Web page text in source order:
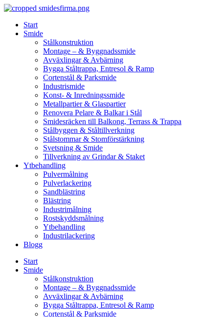
Skip
contentStart
Smide
Stålkonstruktion
Montage – & Byggnadssmide
Avväxlingar & Avbärning
Bygga Ståltrappa, Entresol & Ramp
Cortenstål & Parksmide
Industrismide
Konst- & Inredningssmide
Metallpartier & Glaspartier
Renovera Pelare & Balkar i Stål
Smidesräcken till Balkong, Terrass & Trappa
Stålbyggen & Ståltillverkning
Stålstommar & Stomförstärkning
Svetsning & Smide
Tillverkning av Grindar & Staket
Ytbehandling
Pulvermålning
Pulverlackering
Sandblästring
Blästring
Industrimålning
Rostskyddsmålning
Ytbehandling
Industrilackering
Blogg
Start
Smide
Stålkonstruktion
Montage – & Byggnadssmide
Avväxlingar & Avbärning
Bygga Ståltrappa, Entresol & Ramp
Cortenstål & Parksmide